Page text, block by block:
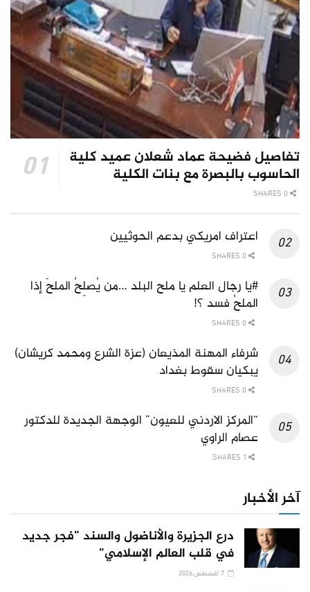
تفاصيل فضيحة عماد شعلان عميد كلية
الحاسوب بالبصرة مع بنات الكلية
اعتراف امريكي بدعم الحوثيين
#يا رجال العلم يا ملح البلد …من يُصلِحُ الملحَ إذا
الملحُ فسد ؟!
شرفاء المهنة المذيعان (عزة الشرع ومحمد كريشان)
يبكيان سقوط بغداد
“المركز الاردني للعيون” الوجهة الجديدة للدكتور
عصام الراوي
آخر الأخبار
درع الجزيرة والأناضول والسند “فجر جديد
في قلب العالم الإسلامي”